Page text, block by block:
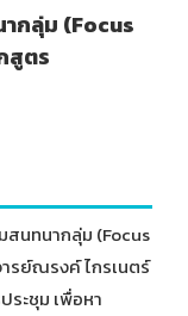
กลุ่ม (Focus
สูตร
สนทนากลุ่ม (Focus
รย์ณรงค์ ไกรเนตร์
ะชุม เพื่อหา